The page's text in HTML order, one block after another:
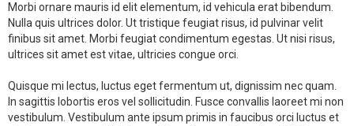
Morbi ornare mauris id elit elementum, id vehicula erat bibendum.
Nulla quis ultrices dolor. Ut tristique feugiat risus, id pulvinar velit
finibus sit amet. Morbi feugiat condimentum egestas. Ut nisi risus,
ultrices sit amet est vitae, ultricies congue orci.
Quisque mi lectus, luctus eget fermentum ut, dignissim nec quam.
In sagittis lobortis eros vel sollicitudin. Fusce convallis laoreet mi non
vestibulum. Vestibulum ante ipsum primis in faucibus orci luctus et